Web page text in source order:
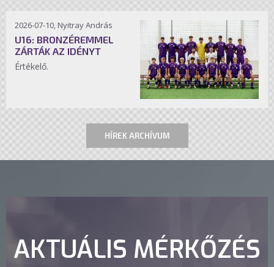
2026-07-10, Nyitray András
U16: BRONZÉREMMEL
ZÁRTÁK AZ IDÉNYT
Értékelő.
HÍREK ARCHÍVUM
AKTUÁLIS MÉRKŐZÉS